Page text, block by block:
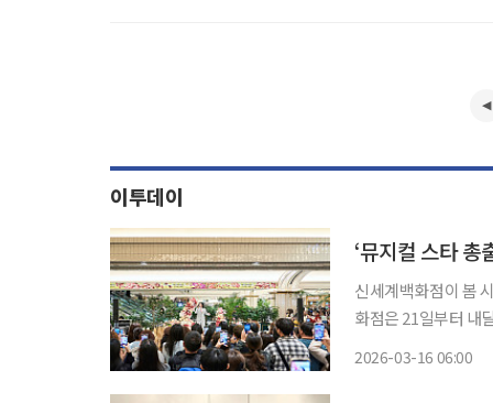
이투데이
‘뮤지컬 스타 총
신세계백화점이 봄 시
화점은 21일부터 내
2026-03-16 06:00